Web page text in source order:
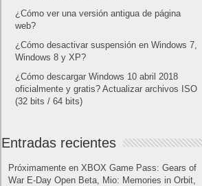
¿Cómo ver una versión antigua de página
web?
¿Cómo desactivar suspensión en Windows 7,
Windows 8 y XP?
¿Cómo descargar Windows 10 abril 2018
oficialmente y gratis? Actualizar archivos ISO
(32 bits / 64 bits)
Entradas recientes
Próximamente en XBOX Game Pass: Gears of
War E-Day Open Beta, Mio: Memories in Orbit,